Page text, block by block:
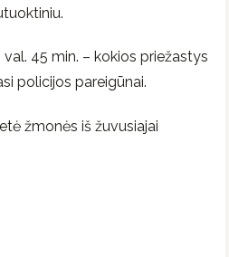
45 min. – kokios priežastys
policijos pareigūnai.
žmonės iš žuvusiajai